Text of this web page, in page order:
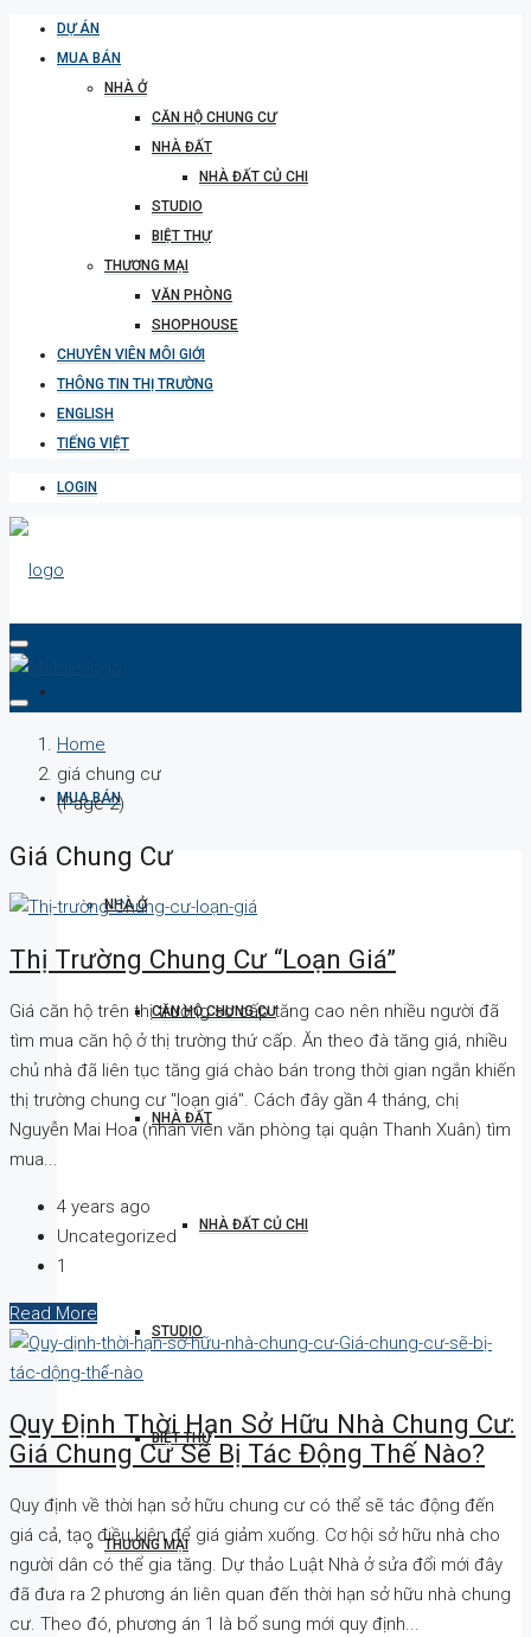
DỰ ÁN
MUA BÁN
NHÀ Ở
CĂN HỘ CHUNG CƯ
NHÀ ĐẤT
NHÀ ĐẤT CỦ CHI
STUDIO
BIỆT THỰ
THƯƠNG MẠI
VĂN PHÒNG
SHOPHOUSE
CHUYÊN VIÊN MÔI GIỚI
THÔNG TIN THỊ TRƯỜNG
ENGLISH
TIẾNG VIỆT
LOGIN
MUA BÁN
NHÀ Ở
CĂN HỘ CHUNG CƯ
NHÀ ĐẤT
NHÀ ĐẤT CỦ CHI
STUDIO
BIỆT THỰ
THƯƠNG MẠI
Home
giá chung cư
(Page 2)
Giá Chung Cư
Thị Trường Chung Cư “loạn Giá”
Giá căn hộ trên thị trường sơ cấp tăng cao nên nhiều người đã
tìm mua căn hộ ở thị trường thứ cấp. Ăn theo đà tăng giá, nhiều
chủ nhà đã liên tục tăng giá chào bán trong thời gian ngắn khiến
thị trường chung cư "loạn giá". Cách đây gần 4 tháng, chị
Nguyễn Mai Hoa (nhân viên văn phòng tại quận Thanh Xuân) tìm
mua...
4 years ago
Uncategorized
1
Read More
Quy Định Thời Hạn Sở Hữu Nhà Chung Cư:
Giá Chung Cư Sẽ Bị Tác Động Thế Nào?
Quy định về thời hạn sở hữu chung cư có thể sẽ tác động đến
giá cả, tạo điều kiện để giá giảm xuống. Cơ hội sở hữu nhà cho
người dân có thể gia tăng. Dự thảo Luật Nhà ở sửa đổi mới đây
đã đưa ra 2 phương án liên quan đến thời hạn sở hữu nhà chung
cư. Theo đó, phương án 1 là bổ sung mới quy định...